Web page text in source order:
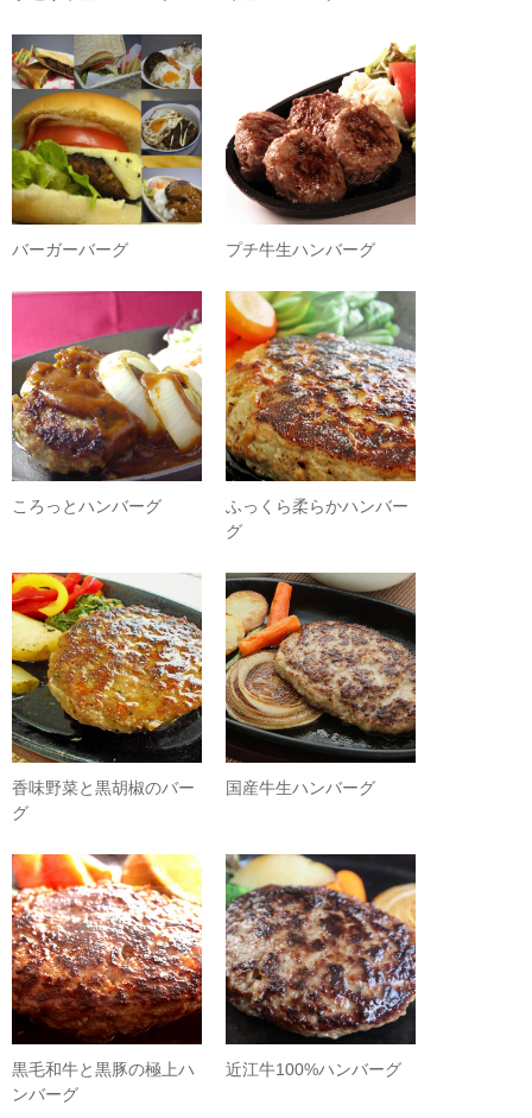
バーガーバーグ プチ牛生ハンバーグ
ころっとハンバーグ
ふっくら柔らかハンバー
グ
香味野菜と黒胡椒のバー
グ
国産牛生ハンバーグ
黒毛和牛と黒豚の極上ハ
ンバーグ
近江牛100%ハンバーグ